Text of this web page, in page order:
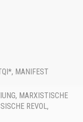
, MANIFEST
, MARXISTISCHE
REVOL,